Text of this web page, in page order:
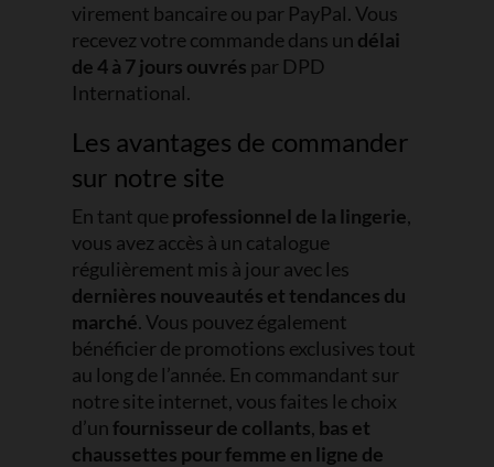
virement bancaire ou par PayPal. Vous
recevez votre commande dans un délai
de 4 à 7 jours ouvrés par DPD
International.
Les avantages de commander
sur notre site
En tant que professionnel de la lingerie,
vous avez accès à un catalogue
régulièrement mis à jour avec les
dernières nouveautés et tendances du
marché. Vous pouvez également
bénéficier de promotions exclusives tout
au long de l’année. En commandant sur
notre site internet, vous faites le choix
d’unfournisseur de collants, bas et
chaussettes pour femme en ligne de